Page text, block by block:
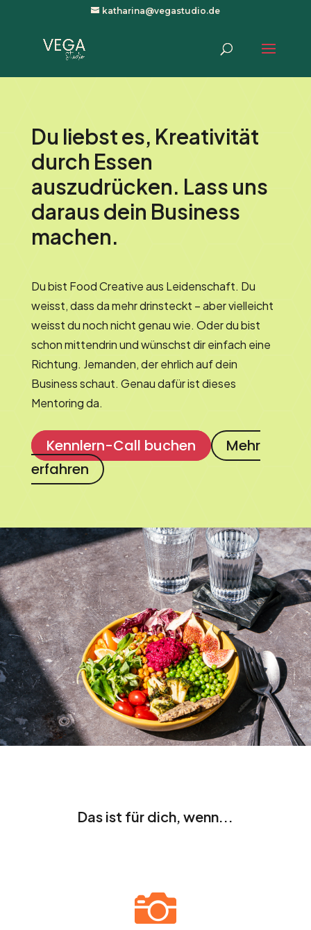
katharina@vegastudio.de
Du liebst es, Kreativität
durch Essen
auszudrücken. Lass uns
daraus dein Business
machen.
Du bist Food Creative aus Leidenschaft. Du
weisst, dass da mehr drinsteckt – aber vielleicht
weisst du noch nicht genau wie. Oder du bist
schon mittendrin und wünschst dir einfach eine
Richtung. Jemanden, der ehrlich auf dein
Business schaut. Genau dafür ist dieses
Mentoring da.
Kennlern-Call buchen
Mehr
erfahren
Das ist für dich, wenn...
